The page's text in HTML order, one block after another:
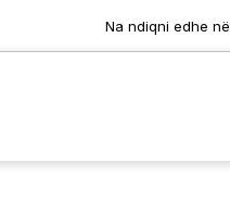
Na ndiqni edhe në